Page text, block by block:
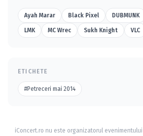
Ayah Marar Black Pixel DUBMUNK
LMK MC Wrec Sukh Knight VLC
ETICHETE
#Petreceri mai 2014
iConcert.ro nu este organizatorul